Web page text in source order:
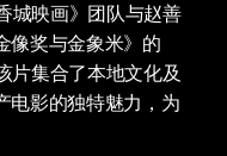
城映画》团队与赵善
像奖与金象米》的
片集合了本地文化及
电影的独特魅力，为